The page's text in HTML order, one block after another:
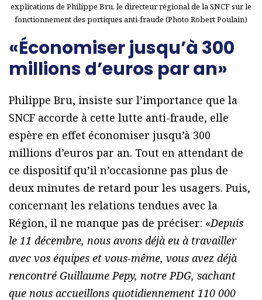
explications de Philippe Bru, le directeur régional de la SNCF sur le
fonctionnement des portiques anti-fraude (Photo Robert Poulain)
«Économiser jusqu’à 300
millions d’euros par an»
Philippe Bru, insiste sur l’importance que la
SNCF accorde à cette lutte anti-fraude, elle
espère en effet économiser jusqu’à 300
millions d’euros par an. Tout en attendant de
ce dispositif qu’il n’occasionne pas plus de
deux minutes de retard pour les usagers. Puis,
concernant les relations tendues avec la
Région, il ne manque pas de préciser: «Depuis
le 11 décembre, nous avons déjà eu à travailler
avec vos équipes et vous-même, vous avez déjà
rencontré Guillaume Pepy, notre PDG, sachant
que nous accueillons quotidiennement 110 000